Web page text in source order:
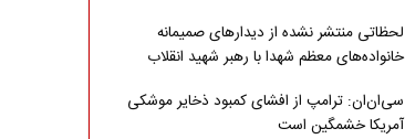
لحظاتی منتشر نشده از دیدارهای صمیمانه
خانواده‌های معظم شهدا با رهبر شهید انقلاب
سی‌ان‌ان: ترامپ از افشای کمبود ذخایر موشکی
آمریکا خشمگین است